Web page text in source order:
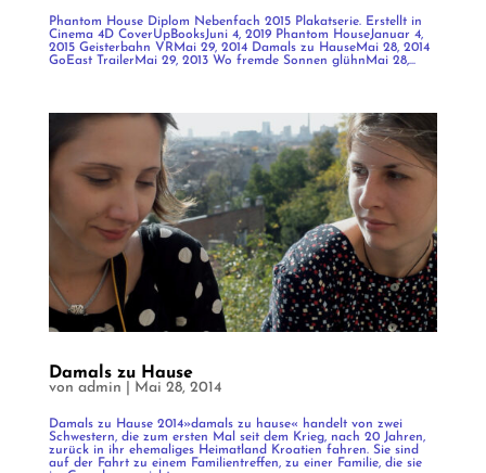
Phantom House Diplom Nebenfach 2015 Plakatserie. Erstellt in
Cinema 4D CoverUpBooksJuni 4, 2019 Phantom HouseJanuar 4,
2015 Geisterbahn VRMai 29, 2014 Damals zu HauseMai 28, 2014
GoEast TrailerMai 29, 2013 Wo fremde Sonnen glühnMai 28,...
Damals zu Hause
von admin Mai 28, 2014
Damals zu Hause 2014»damals zu hause« handelt von zwei
Schwestern, die zum ersten Mal seit dem Krieg, nach 20 Jahren,
zurück in ihr ehemaliges Heimatland Kroatien fahren. Sie sind
auf der Fahrt zu einem Familientreffen, zu einer Familie, die sie